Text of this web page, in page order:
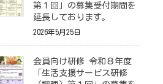
第１回」の募集受付期間を
延長しております。
2026年5月25日
会員向け研修 令和８年度
「生活支援サービス研修